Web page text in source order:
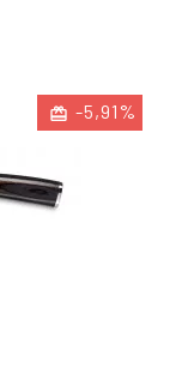
-5,91%